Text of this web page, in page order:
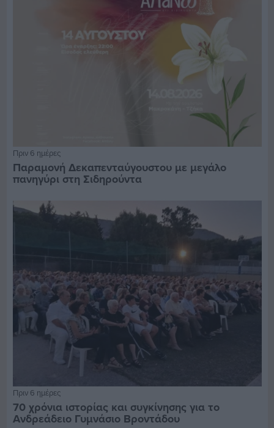
Πριν 6 ημέρες
Παραμονή Δεκαπενταύγουστου με μεγάλο
πανηγύρι στη Σιδηρούντα
Πριν 6 ημέρες
70 χρόνια ιστορίας και συγκίνησης για το
Ανδρεάδειο Γυμνάσιο Βροντάδου